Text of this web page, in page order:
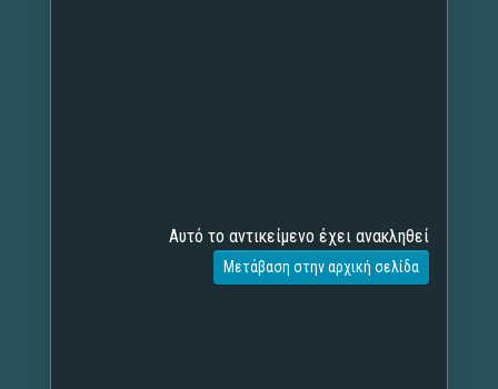
Αυτό το αντικείμενο έχει ανακληθεί
Μετάβαση στην αρχική σελίδα